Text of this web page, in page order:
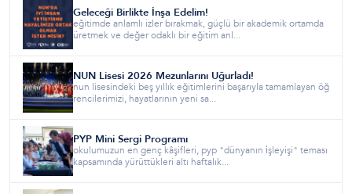
Geleceği Birlikte İnşa Edelim!
eğitimde anlamlı izler bırakmak, güçlü bir akademik ortamda
üretmek ve değer odaklı bir eğitim anl...
NUN Lisesi 2026 Mezunlarını Uğurladı!
nun lisesindeki beş yıllık eğitimlerini başarıyla tamamlayan öğ
rencilerimizi, hayatlarının yeni sa...
PYP Mini Sergi Programı
okulumuzun en genç kâşifleri, pyp "dünyanın i̇şleyişi" teması
kapsamında yürüttükleri altı haftalık...